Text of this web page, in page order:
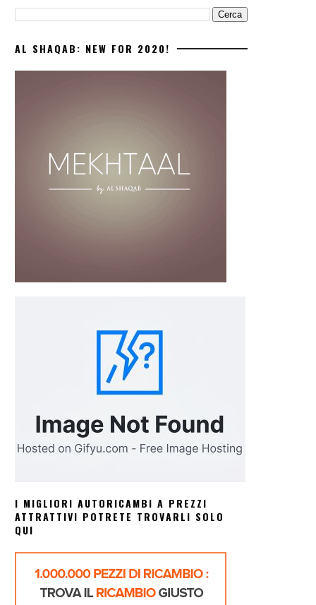
AL SHAQAB: NEW FOR 2020!
I MIGLIORI AUTORICAMBI A PREZZI
ATTRATTIVI POTRETE TROVARLI SOLO
QUI